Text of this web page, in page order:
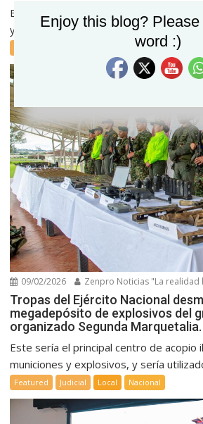
En el marco de su estrategia de
y crecimiento a nivel nacional, la
09/02/2026 Zenpro Noticias "La realidad
Tropas del Ejército Nacional
megadepósito de explosivos del
organizado Segunda Marquetalia.
Este sería el principal centro de acopio
municiones y explosivos, y sería
Featured Judicial Local Nacional
Enjoy this blog?
word :)
Set Youtube Channel ID